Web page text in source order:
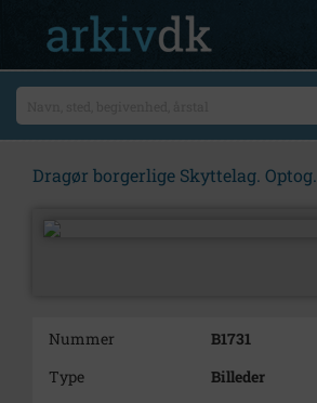
Dragør borgerlige Skyttelag. Optog.
Nummer
B1731
Type
Billeder